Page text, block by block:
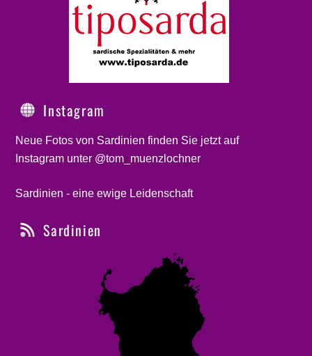
Instagram
Neue Fotos von Sardinien finden Sie jetzt auf
Instagram unter @tom_muenzlochner
Sardinien - eine ewige Leidenschaft
Sardinien